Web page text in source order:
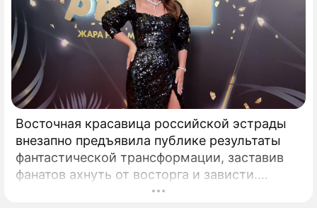
Восточная красавица российской эстрады
внезапно предъявила публике результаты
фантастической трансформации, заставив
фанатов ахнуть от восторга и зависти.
Знаменитая певица Жасмин всегда